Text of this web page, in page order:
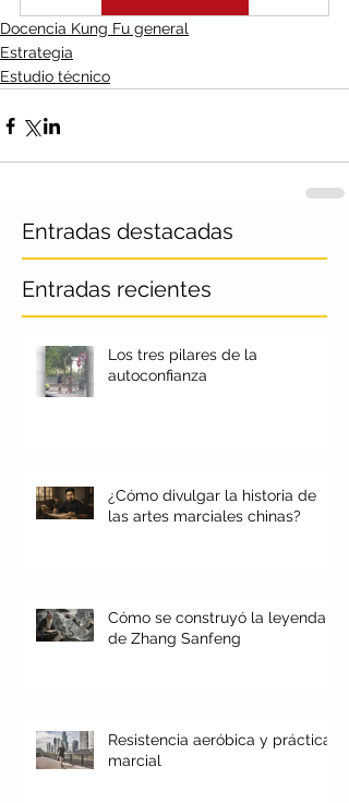
Docencia Kung Fu general
Estrategia
Estudio técnico
Entradas destacadas
Entradas recientes
Los tres pilares de la
autoconfianza
¿Cómo divulgar la historia de
las artes marciales chinas?
Cómo se construyó la leyenda
de Zhang Sanfeng
Resistencia aeróbica y práctica
marcial